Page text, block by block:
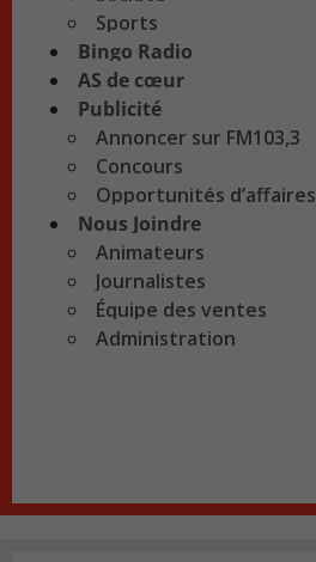
Sports
Bingo Radio
AS de cœur
Publicité
Annoncer sur FM103,3
Concours
Opportunités d’affaires
Nous Joindre
Animateurs
Journalistes
Équipe des ventes
Administration